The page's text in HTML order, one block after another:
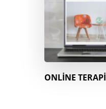
ONLİNE TERAPİ